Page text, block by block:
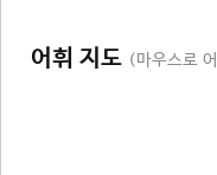
어휘 지도 (마우스로